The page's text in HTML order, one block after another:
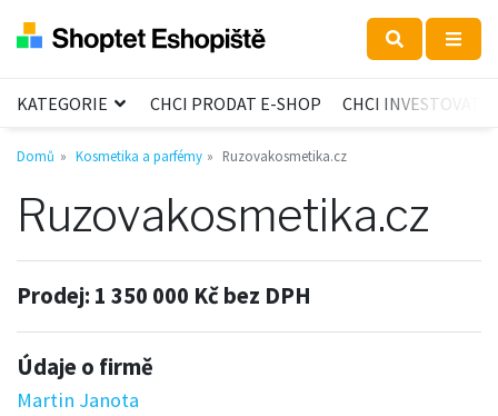
KATEGORIE CHCI PRODAT E-SHOP CHCI INVESTOVAT
Domů Kosmetika a parfémy Ruzovakosmetika.cz
Ruzovakosmetika.cz
Prodej: 1 350 000 Kč bez DPH
Údaje o firmě
Martin Janota